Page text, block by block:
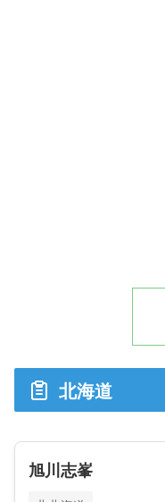
北海道
旭川志峯